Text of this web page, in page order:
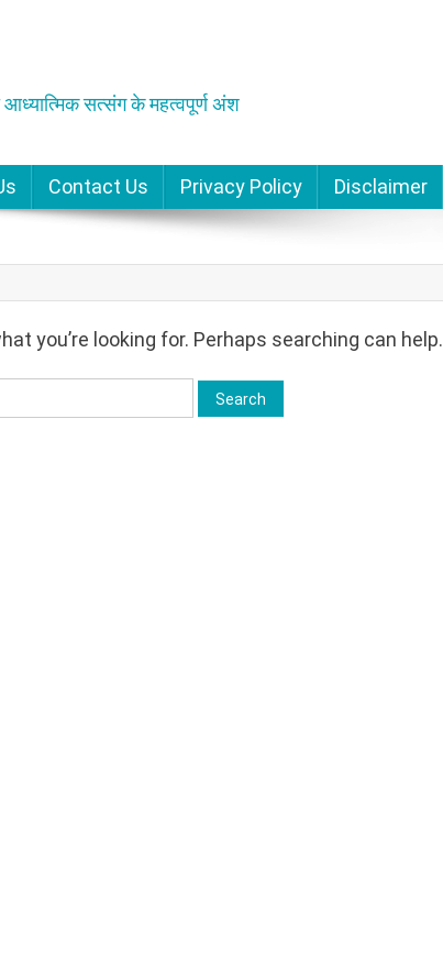
आध्यात्मिक सत्संग के महत्वपूर्ण अंश
Contact Us Privacy Policy Disclaimer
you’re looking for. Perhaps searching can help.